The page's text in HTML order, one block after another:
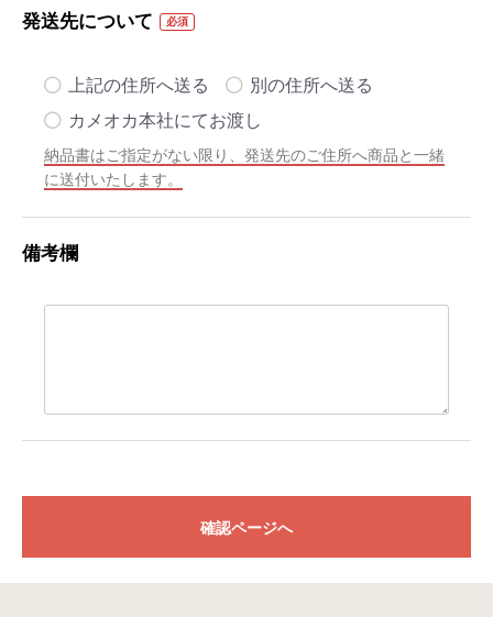
発送先について 必須
上記の住所へ送る
別の住所へ送る
カメオカ本社にてお渡し
納品書はご指定がない限り、発送先のご住所へ商品と一緒
に送付いたします。
備考欄
確認ページへ